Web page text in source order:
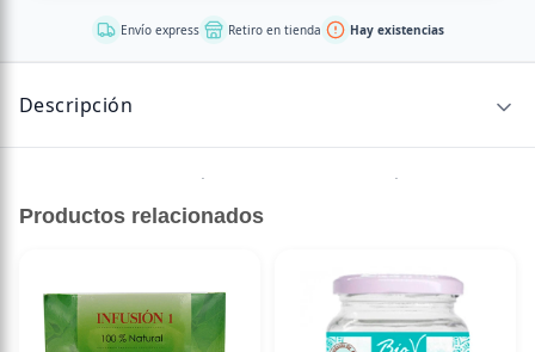
Envío express Retiro en tienda Hay existencias
Descripción
Ideales para coctelería, infusiones y repostería.
Productos relacionados